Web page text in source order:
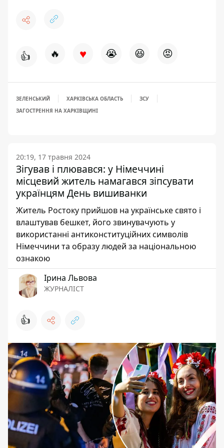
👍 🔥 ♥ 😭 😆 😡
ЗЕЛЕНСЬКИЙ ХАРКІВСЬКА ОБЛАСТЬ
ЗСУ
ЗАГОСТРЕННЯ НА ХАРКІВЩИНІ
20:19, 17 травня 2024
Зігував і плювався: у Німеччині
місцевий житель намагався зіпсувати
українцям День вишиванки
Житель Ростоку прийшов на українське свято і
влаштував бешкет, його звинувачують у
використанні антиконституційних символів
Німеччини та образу людей за національною
ознакою
Ірина Львова
ЖУРНАЛІСТ
👍